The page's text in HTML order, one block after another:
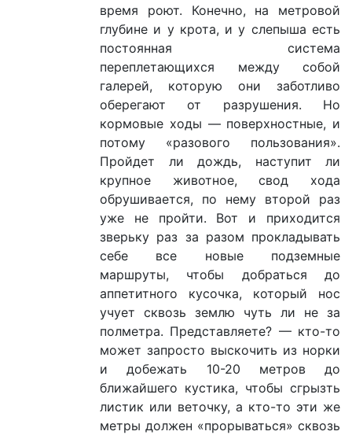
время роют. Конечно, на метровой
глубине и у крота, и у слепыша есть
постоянная система
переплетающихся между собой
галерей, которую они заботливо
оберегают от разрушения. Но
кормовые ходы — поверхностные, и
потому «разового пользования».
Пройдет ли дождь, наступит ли
крупное животное, свод хода
обрушивается, по нему второй раз
уже не пройти. Вот и приходится
зверьку раз за разом прокладывать
себе все новые подземные
маршруты, чтобы добраться до
аппетитного кусочка, который нос
учует сквозь землю чуть ли не за
полметра. Представляете? — кто-то
может запросто выскочить из норки
и добежать 10-20 метров до
ближайшего кустика, чтобы сгрызть
листик или веточку, а кто-то эти же
метры должен «прорываться» сквозь